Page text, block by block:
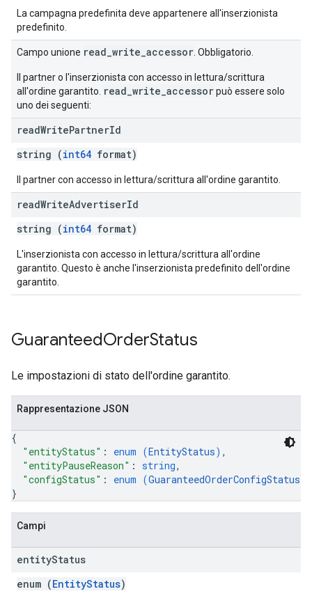
La campagna predefinita deve appartenere all'inserzionista
predefinito.
Campo unione read_write_accessor . Obbligatorio.
Il partner o l'inserzionista con accesso in lettura/scrittura
all'ordine garantito. read_write_accessorpuò essere solo
uno dei seguenti:
readWritePartnerId
string (int64 format)
Il partner con accesso in lettura/scrittura all'ordine garantito.
readWriteAdvertiserId
string (int64 format)
L'inserzionista con accesso in lettura/scrittura all'ordine
garantito. Questo è anche l'inserzionista predefinito dell'ordine
garantito.
GuaranteedOrderStatus
Le impostazioni di stato dell'ordine garantito.
Rappresentazione JSON
{
"entityStatus" : enum (EntityStatus) ,
"entityPauseReason" : string,
"configStatus" : enum (GuaranteedOrderConfigStatus
}
Campi
entityStatus
enum (EntityStatus)